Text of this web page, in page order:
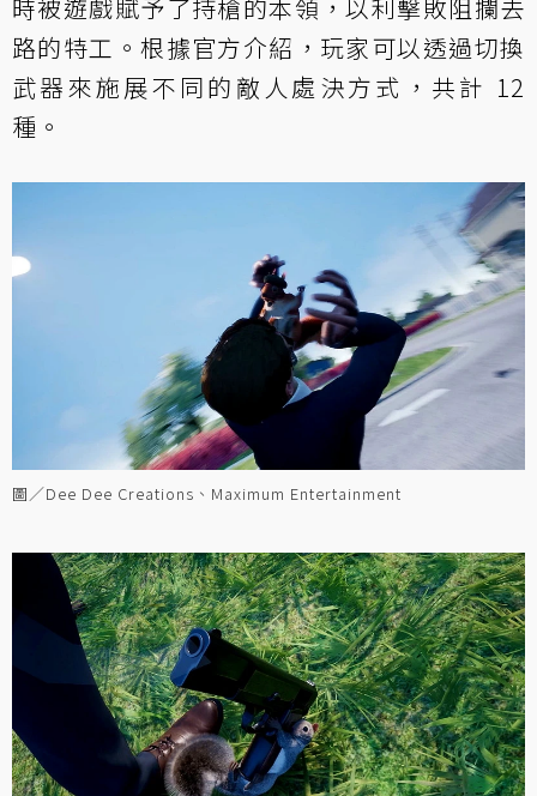
時被遊戲賦予了持槍的本領，以利擊敗阻攔去
路的特工。根據官方介紹，玩家可以透過切換
武器來施展不同的敵人處決方式，共計 12
種。
圖／Dee Dee Creations、Maximum Entertainment